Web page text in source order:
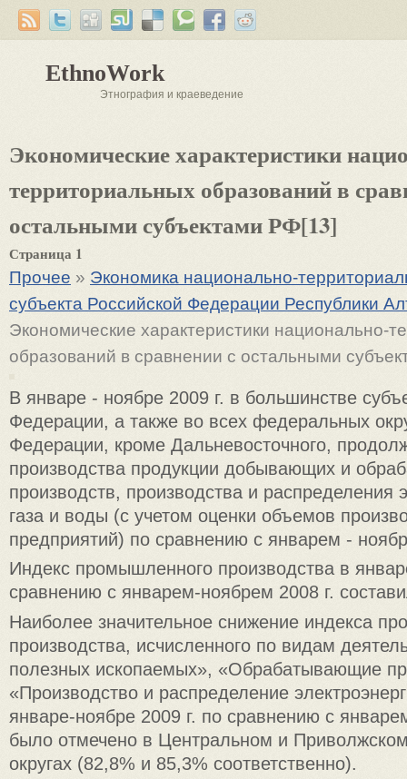
EthnoWork
Этнография и краеведение
Экономические характеристики
территориальных образований в
остальными субъектами РФ[13]
Страница 1
Прочее » Экономика национально-
субъекта Российской Федерации Республики
Экономические характеристики национально-
образований в сравнении с остальными
В январе - ноябре 2009 г. в большинстве
Федерации, а также во всех федеральных
Федерации, кроме Дальневосточного,
производства продукции добывающих и
производств, производства и распределения
газа и воды (с учетом оценки объемов
предприятий) по сравнению с январем -
Индекс промышленного производства в
сравнению с январем-ноябрем 2008 г.
Наиболее значительное снижение индекса
производства, исчисленного по видам
полезных ископаемых», «Обрабатывающие
«Производство и распределение
январе-ноябре 2009 г. по сравнению с
было отмечено в Центральном и
округах (82,8% и 85,3% соответственно).